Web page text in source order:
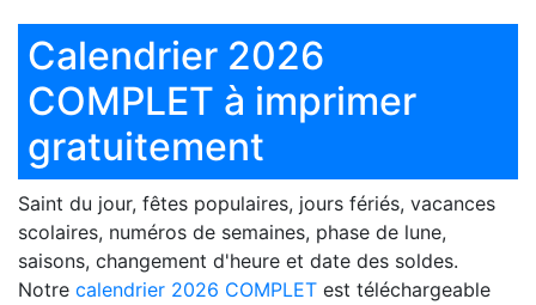
Calendrier 2026
COMPLET à imprimer
gratuitement
Saint du jour, fêtes populaires, jours fériés, vacances
scolaires, numéros de semaines, phase de lune,
saisons, changement d'heure et date des soldes.
Notre calendrier 2026 COMPLET est téléchargeable